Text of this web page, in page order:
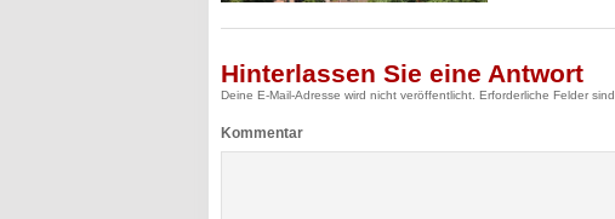
Hinterlassen Sie eine Antwort
Deine E-Mail-Adresse wird nicht veröffentlicht. Erforderliche Felder
Kommentar